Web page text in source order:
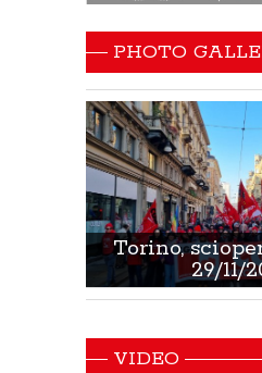
PHOTO
Torino,
29/11/
VIDEO